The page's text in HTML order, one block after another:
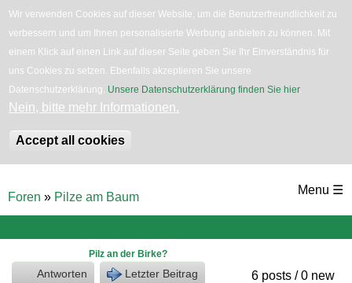
Wir verwenden Cookies auf dieser Website, um die Benutzerfreundlichkeit zu
verbessern und um Ihnen personalisierte Werbung anbieten zu können. Mit
einem Klick auf einen Link auf dieser Seite geben Sie Ihr Einverständnis für
uns Cookies zu setzen. Ebenfalls akzeptieren Sie unsere
Datenschutzerklärung. Unsere Datenschutzerklärung finden Sie hier.
Nein, bitte mehr Informationen.
Accept all cookies
zum
English Bäume Blumen Zurück
Menu ☰
Sie
sind
Foren » Pilze am Baum
Pilz an der Birke?
6 posts / 0 new
Antworten Letzter Beitrag